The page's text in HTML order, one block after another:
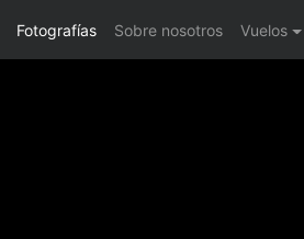
Fotografías Sobre nosotros Vuelos